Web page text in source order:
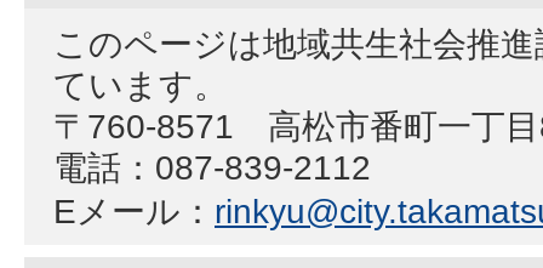
このページは地域共生社会推
ています。
〒760-8571 高松市番町一丁
電話：087-839-2112
Eメール：